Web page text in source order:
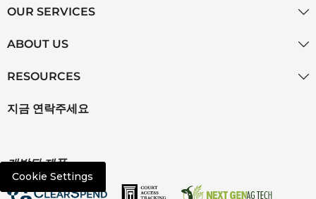
OUR SERVICES
ABOUT US
RESOURCES
지금 연락주세요
개발된 제품
Cookie Settings